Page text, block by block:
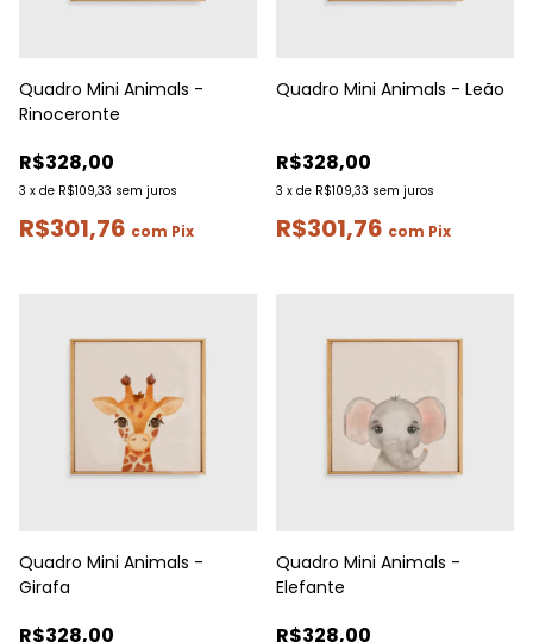
Quadro Mini Animals -
Rinoceronte
R$328,00
3 x de R$109,33 sem juros
R$301,76 com Pix
Quadro Mini Animals - Leão
R$328,00
3 x de R$109,33 sem juros
R$301,76 com Pix
Quadro Mini Animals -
Girafa
R$328,00
Quadro Mini Animals -
Elefante
R$328,00